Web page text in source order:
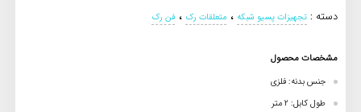
دسته : تجهیزات پسیو شبکه ، متعلقات رک ، فن رک
مشخصات محصول
جنس بدنه: فلزی
طول کابل: 2 متر